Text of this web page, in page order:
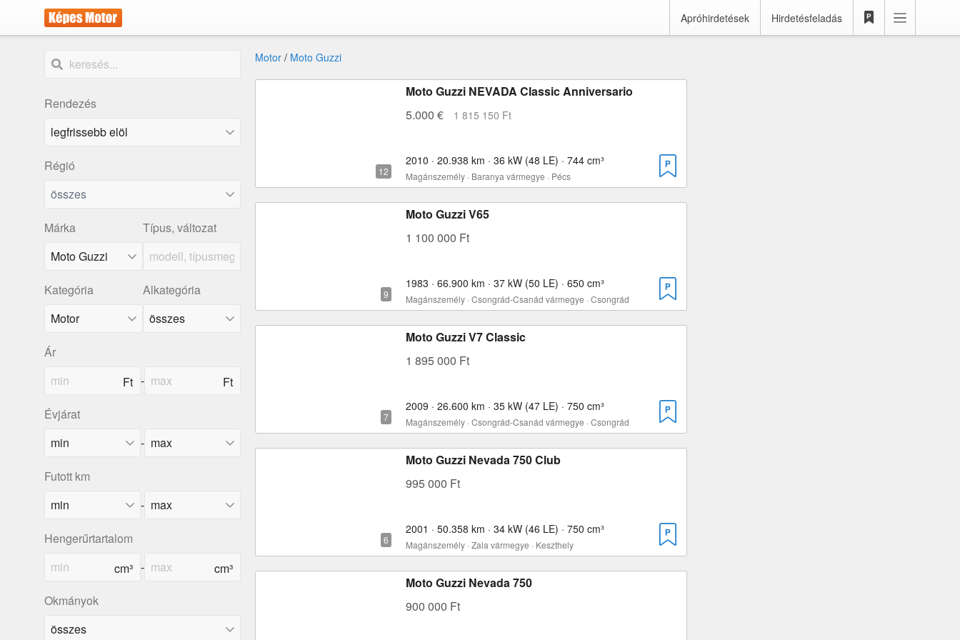
Apróhirdetések Hirdetésfeladás
Rendezés
Régió
összes
Márka
Moto Guzzi
Típus, változat
Kategória Alkategória
Ár
-
Évjárat
-
Futott km
-
Hengerűrtartalom
-
Okmányok
Motor / Moto Guzzi
Moto Guzzi NEVADA Classic Anniversario
5.000 €
1 815 150 Ft
2010 · 20.938 km · 36 kW (48 LE) · 744 cm³
Magánszemély · Baranya vármegye · Pécs
Moto Guzzi V65
1 100 000 Ft
1983 · 66.900 km · 37 kW (50 LE) · 650 cm³
Magánszemély · Csongrád-Csanád vármegye · Csongrád
Moto Guzzi V7 Classic
1 895 000 Ft
2009 · 26.600 km · 35 kW (47 LE) · 750 cm³
Magánszemély · Csongrád-Csanád vármegye · Csongrád
Moto Guzzi Nevada 750 Club
995 000 Ft
2001 · 50.358 km · 34 kW (46 LE) · 750 cm³
Magánszemély · Zala vármegye · Keszthely
Moto Guzzi Nevada 750
900 000 Ft